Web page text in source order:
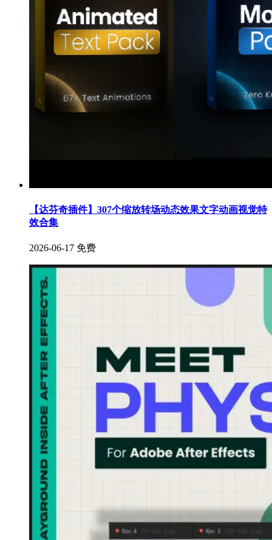
【达芬奇插件】307个缩放转场动态效果文字动画视觉特
效合集
2026-06-17 免费